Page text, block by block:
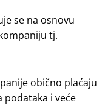
se na osnovu
tj.
obično plaćaju
podataka i veće